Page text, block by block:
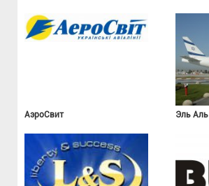
АэроСвит Эль Аль